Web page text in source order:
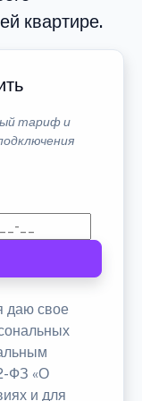
квартире.
тариф и
даю свое
ФЗ «О
и для